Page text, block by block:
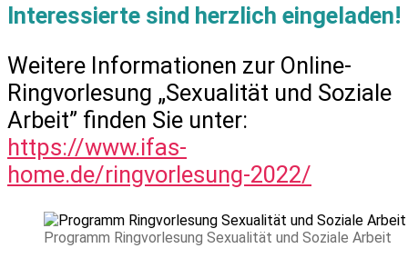
Interessierte sind herzlich eingeladen!
Weitere Informationen zur Online-
Ringvorlesung „Sexualität und Soziale
Arbeit” finden Sie unter:
https://www.ifas-
home.de/ringvorlesung-2022/
Programm Ringvorlesung Sexualität und Soziale Arbeit